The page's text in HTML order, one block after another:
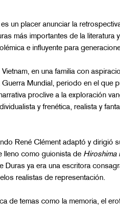
un placer anunciar la
más importantes de la
e influyente para
en una familia con
Mundial, periodo en el que
proclive a la exploración
y frenética, realista y
René Clément adaptó y dirigió
lleno como guionista de Hiroshima
ya era una escritora
realistas de representación.
de temas como la memoria, el